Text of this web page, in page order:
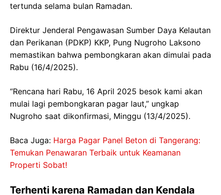
tertunda selama bulan Ramadan.
Direktur Jenderal Pengawasan Sumber Daya Kelautan
dan Perikanan (PDKP) KKP, Pung Nugroho Laksono
memastikan bahwa pembongkaran akan dimulai pada
Rabu (16/4/2025).
“Rencana hari Rabu, 16 April 2025 besok kami akan
mulai lagi pembongkaran pagar laut,” ungkap
Nugroho saat dikonfirmasi, Minggu (13/4/2025).
Baca Juga: Harga Pagar Panel Beton di Tangerang:
Temukan Penawaran Terbaik untuk Keamanan
Properti Sobat!
Terhenti karena Ramadan dan Kendala